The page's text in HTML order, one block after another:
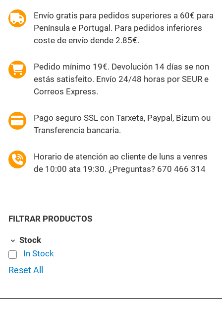
Envío gratis para pedidos superiores a 60€ para
Península e Portugal. Para pedidos inferiores
coste de envío dende 2.85€.
Pedido mínimo 19€. Devolución 14 días se non
estás satisfeito. Envío 24/48 horas por SEUR e
Correos Express.
Pago seguro SSL con Tarxeta, Paypal, Bizum ou
Transferencia bancaria.
Horario de atención ao cliente de luns a venres
de 10:00 ata 19:30. ¿Preguntas? 670 466 314
FILTRAR PRODUCTOS
Stock
In Stock
Reset All